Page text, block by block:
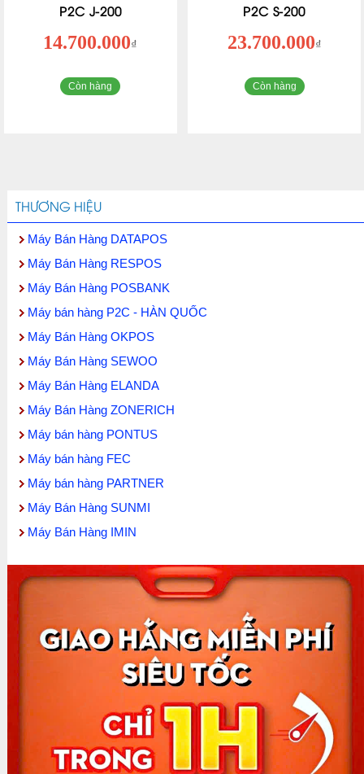
P2C J-200
14.700.000₫
Còn hàng
P2C S-200
23.700.000₫
Còn hàng
THƯƠNG HIỆU
Máy Bán Hàng DATAPOS
Máy Bán Hàng RESPOS
Máy Bán Hàng POSBANK
Máy bán hàng P2C - HÀN QUỐC
Máy Bán Hàng OKPOS
Máy Bán Hàng SEWOO
Máy Bán Hàng ELANDA
Máy Bán Hàng ZONERICH
Máy bán hàng PONTUS
Máy bán hàng FEC
Máy bán hàng PARTNER
Máy Bán Hàng SUNMI
Máy Bán Hàng IMIN